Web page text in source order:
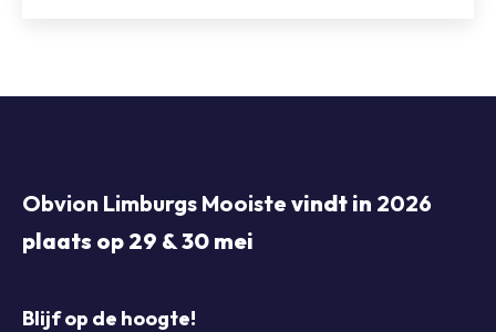
Obvion Limburgs Mooiste vindt in 2026
plaats op 29 & 30 mei
Blijf op de hoogte!